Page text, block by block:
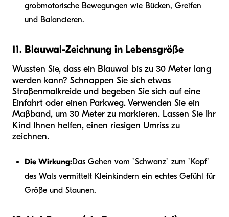
grobmotorische Bewegungen wie Bücken, Greifen
und Balancieren.
11. Blauwal-Zeichnung in Lebensgröße
Wussten Sie, dass ein Blauwal bis zu 30 Meter lang
werden kann? Schnappen Sie sich etwas
Straßenmalkreide und begeben Sie sich auf eine
Einfahrt oder einen Parkweg. Verwenden Sie ein
Maßband, um 30 Meter zu markieren. Lassen Sie Ihr
Kind Ihnen helfen, einen riesigen Umriss zu
zeichnen.
Die Wirkung:Das Gehen vom "Schwanz" zum "Kopf"
des Wals vermittelt Kleinkindern ein echtes Gefühl für
Größe und Staunen.